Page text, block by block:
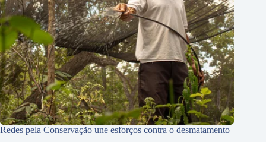
Redes pela Conservação une esforços contra o desmatamento